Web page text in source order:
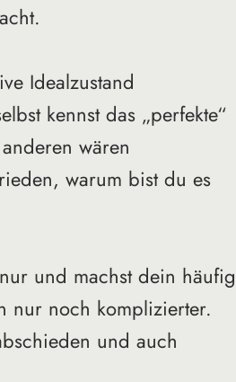
Idealzustand
kennst das „perfekte“
wären
warum bist du es
und machst dein häufig
nur noch komplizierter.
und auch